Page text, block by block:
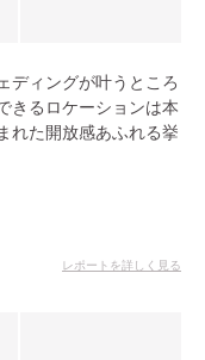
ディングが叶うところ
きるロケーションは本
れた開放感あふれる挙
きました。
きな魅力です。わが家
ーデン挙式を希望して
レポートを詳しく見る